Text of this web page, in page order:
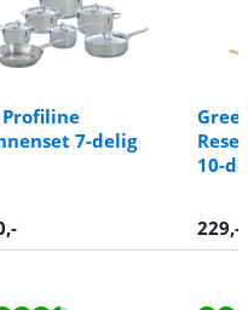
Profiline
7-delig
10-
,- 229,-